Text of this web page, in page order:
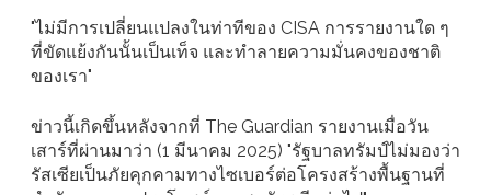
"ไม่มีการเปลี่ยนแปลงในท่าทีของ CISA การรายงานใด ๆ
ที่ขัดแย้งกันนั้นเป็นเท็จ และทำลายความมั่นคงของชาติ
ของเรา"
ข่าวนี้เกิดขึ้นหลังจากที่ The Guardian รายงานเมื่อวัน
เสาร์ที่ผ่านมาว่า (1 มีนาคม 2025) "รัฐบาลทรัมป์ไม่มองว่า
รัสเซียเป็นภัยคุกคามทางไซเบอร์ต่อโครงสร้างพื้นฐานที่